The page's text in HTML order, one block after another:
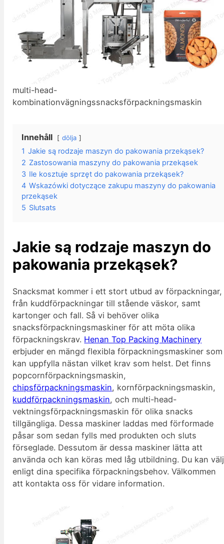
multi-head-
kombinationvägningssnacksförpackningsmaskin
Innehåll dölja
1 Jakie są rodzaje maszyn do pakowania przekąsek?
2 Zastosowania maszyny do pakowania przekąsek
3 Ile kosztuje sprzęt do pakowania przekąsek?
4 Wskazówki dotyczące zakupu maszyny do pakowania
przekąsek
5 Slutsats
Jakie są rodzaje maszyn do
pakowania przekąsek?
Snacksmat kommer i ett stort utbud av förpackningar,
från kuddförpackningar till stående väskor, samt
kartonger och fall. Så vi behöver olika
snacksförpackningsmaskiner för att möta olika
förpackningskrav. Henan Top Packing Machinery
erbjuder en mängd flexibla förpackningsmaskiner som
kan uppfylla nästan vilket krav som helst. Det finns
popcornförpackningsmaskin,
chipsförpackningsmaskin, kornförpackningsmaskin,
kuddförpackningsmaskin, och multi-head-
vektningsförpackningsmaskin för olika snacks
tillgängliga. Dessa maskiner laddas med förformade
påsar som sedan fylls med produkten och sluts
förseglade. Dessutom är dessa maskiner lätta att
använda och kan köras med låg utbildning. Du kan
enligt dina specifika förpackningsbehov. Välkommen
att kontakta oss för vidare information.